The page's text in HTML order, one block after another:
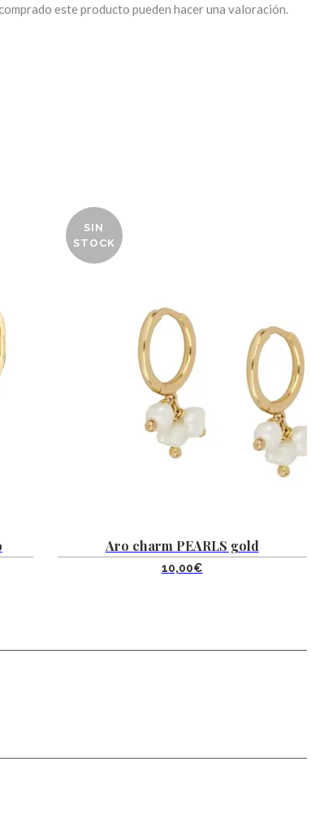
este producto pueden hacer una valoración.
SIN
STOCK
Aro charm PEARLS gold
10,00€